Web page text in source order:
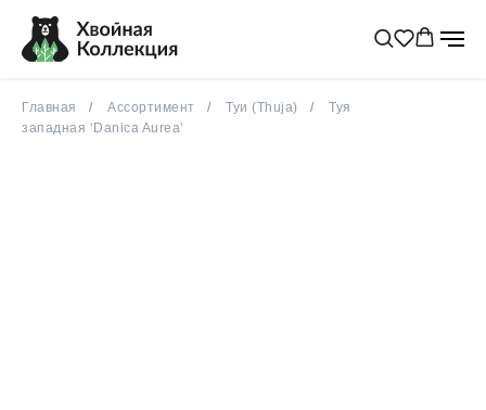
Главная Ассортимент Туи (Thuja)
Туя
западная ‘Danica Aurea’